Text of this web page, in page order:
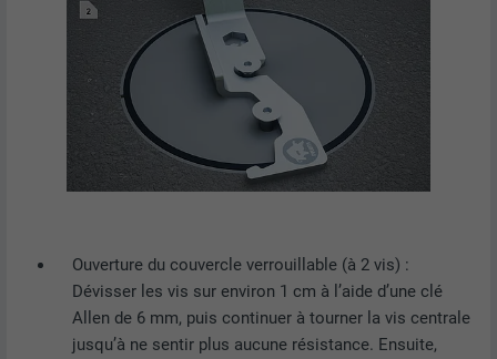
Ouverture du couvercle verrouillable (à 2 vis) :
Dévisser les vis sur environ 1 cm à l’aide d’une clé
Allen de 6 mm, puis continuer à tourner la vis centrale
jusqu’à ne sentir plus aucune résistance. Ensuite,